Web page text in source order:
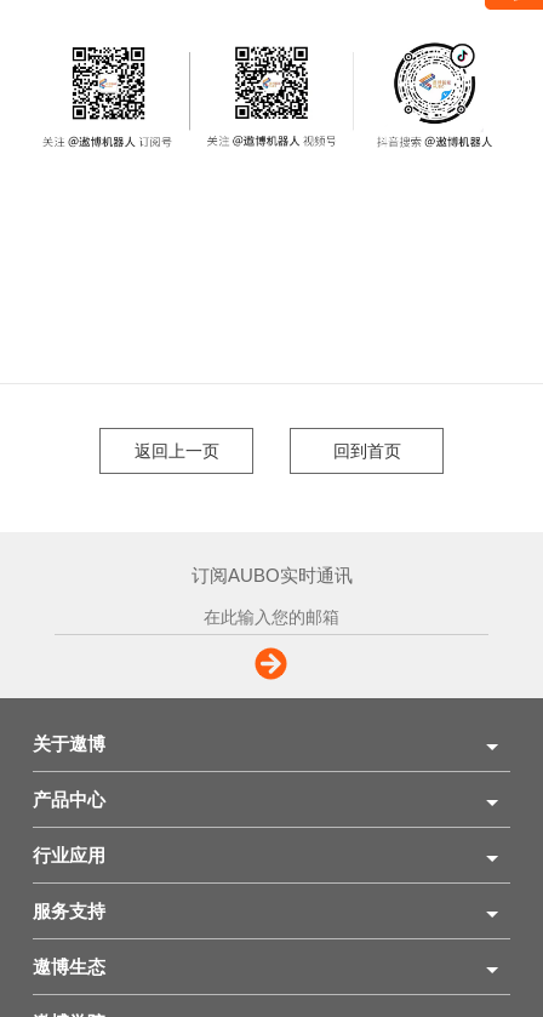
返回上一页 回到首页
订阅AUBO实时通讯
关于遨博
产品中心
行业应用
服务支持
遨博生态